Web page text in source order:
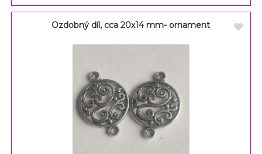
Ozdobný díl, cca 20x14 mm- ornament